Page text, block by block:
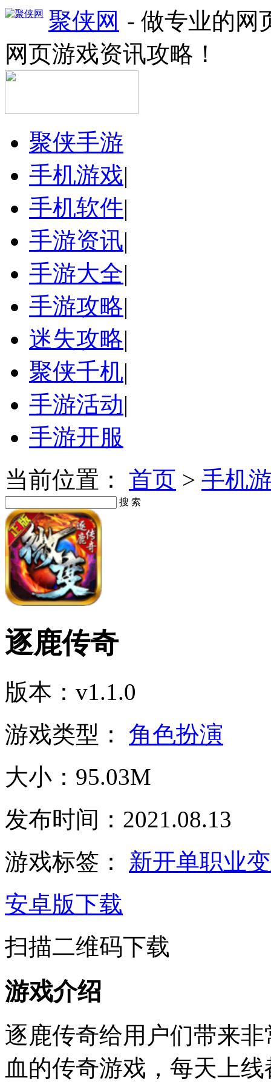
聚侠网 - 做专业的网
网页游戏资讯攻略！
聚侠手游
手机游戏|
手机软件|
手游资讯|
手游大全|
手游攻略|
迷失攻略|
聚侠千机|
手游活动|
手游开服
当前位置： 首页 > 手机
搜 索
逐鹿传奇
版本：v1.1.0
游戏类型： 角色扮演
大小：95.03M
发布时间：2021.08.13
游戏标签： 新开单职业
安卓版下载
扫描二维码下载
游戏介绍
逐鹿传奇给用户们带来
血的传奇游戏，每天上